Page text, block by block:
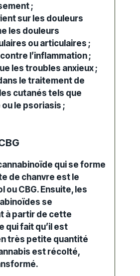
;
sur les douleurs
les douleurs
ou articulaires ;
l’inflammation ;
les troubles anxieux ;
le traitement de
cutanés tels que
ou le psoriasis ;
qui se forme
de chanvre est le
ou CBG. Ensuite, les
se
à partir de cette
qui fait qu’il est
très petite quantité
est récolté,